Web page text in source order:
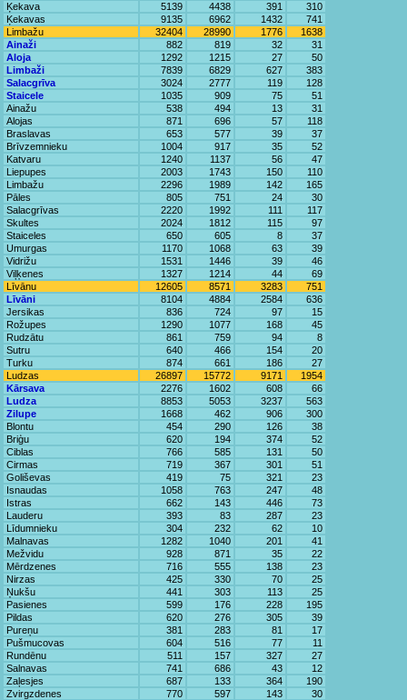
Ķekava
5139 4438 391
310
Ķekavas
9135 6962 1432
741
Limbažu
32404 28990 1776
1638
Ainaži
882 819 32
31
Aloja
1292 1215 27
50
Limbaži
7839 6829 627
383
Salacgrīva
3024 2777 119
128
Staicele
1035 909 75
51
Ainažu
538 494 13
31
Alojas
871 696 57
118
Braslavas
653 577 39
37
Brīvzemnieku
1004 917 35
52
Katvaru
1240 1137 56
47
Liepupes
2003 1743 150
110
Limbažu
2296 1989 142
165
Pāles
805 751 24
30
Salacgrīvas
2220 1992 111
117
Skultes
2024 1812 115
97
Staiceles
650 605 8
37
Umurgas
1170 1068 63
39
Vidrižu
1531 1446 39
46
Viļķenes
1327 1214 44
69
Līvānu
12605 8571 3283
751
Līvāni
8104 4884 2584
636
Jersikas
836 724 97
15
Rožupes
1290 1077 168
45
Rudzātu
861 759 94
8
Sutru
640 466 154
20
Turku
874 661 186
27
Ludzas
26897 15772 9171
1954
Kārsava
2276 1602 608
66
Ludza
8853 5053 3237
563
Zilupe
1668 462 906
300
Blontu
454 290 126
38
Briģu
620 194 374
52
Ciblas
766 585 131
50
Cirmas
719 367 301
51
Goliševas
419 75 321
23
Isnaudas
1058 763 247
48
Istras
662 143 446
73
Lauderu
393 83 287
23
Līdumnieku
304 232 62
10
Malnavas
1282 1040 201
41
Mežvidu
928 871 35
22
Mērdzenes
716 555 138
23
Nirzas
425 330 70
25
Ņukšu
441 303 113
25
Pasienes
599 176 228
195
Pildas
620 276 305
39
Pureņu
381 283 81
17
Pušmucovas
604 516 77
11
Rundēnu
511 157 327
27
Salnavas
741 686 43
12
Zaļesjes
687 133 364
190
Zvirgzdenes
770 597 143
30